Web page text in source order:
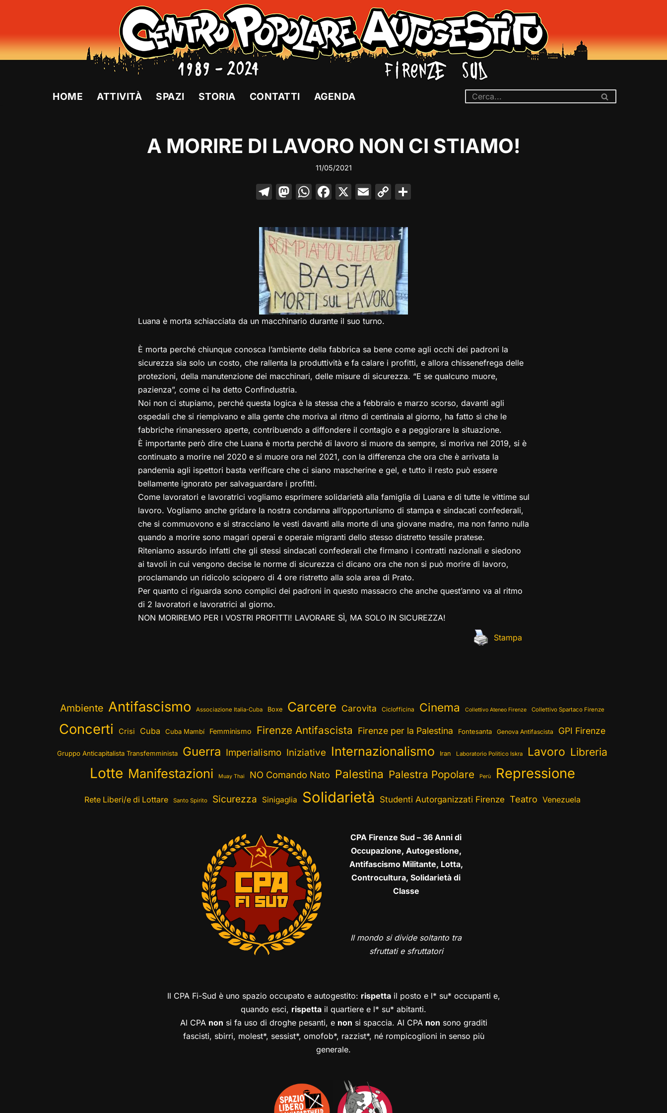
al
HOME ATTIVITÀ SPAZI STORIA CONTATTI AGENDA
A MORIRE DI LAVORO NON CI STIAMO!
11/05/2021
T
e
gr
a
m
M
st
o
d
o
n
W
at
s
A
p
p
F
c
e
b
o
o
k
X E
ai
l
C
p
y
Li
n
k
Luana è morta schiacciata da un macchinario durante il suo turno.
È morta perché chiunque conosca l’ambiente della fabbrica sa bene come agli occhi dei padroni la
sicurezza sia solo un costo, che rallenta la produttività e fa calare i profitti, e allora chissenefrega delle
protezioni, della manutenzione dei macchinari, delle misure di sicurezza. “E se qualcuno muore,
pazienza”, come ci ha detto Confindustria.
Noi non ci stupiamo, perché questa logica è la stessa che a febbraio e marzo scorso, davanti agli
ospedali che si riempivano e alla gente che moriva al ritmo di centinaia al giorno, ha fatto sì che le
fabbriche rimanessero aperte, contribuendo a diffondere il contagio e a peggiorare la situazione.
È importante però dire che Luana è morta perché di lavoro si muore da sempre, si moriva nel 2019, si è
continuato a morire nel 2020 e si muore ora nel 2021, con la differenza che ora che è arrivata la
pandemia agli ispettori basta verificare che ci siano mascherine e gel, e tutto il resto può essere
bellamente ignorato per salvaguardare i profitti.
Come lavoratori e lavoratrici vogliamo esprimere solidarietà alla famiglia di Luana e di tutte le vittime sul
lavoro. Vogliamo anche gridare la nostra condanna all’opportunismo di stampa e sindacati confederali,
che si commuovono e si stracciano le vesti davanti alla morte di una giovane madre, ma non fanno nulla
quando a morire sono magari operai e operaie migranti dello stesso distretto tessile pratese.
Riteniamo assurdo infatti che gli stessi sindacati confederali che firmano i contratti nazionali e siedono
ai tavoli in cui vengono decise le norme di sicurezza ci dicano ora che non si può morire di lavoro,
proclamando un ridicolo sciopero di 4 ore ristretto alla sola area di Prato.
Per quanto ci riguarda sono complici dei padroni in questo massacro che anche quest’anno va al ritmo
di 2 lavoratori e lavoratrici al giorno.
NON MORIREMO PER I VOSTRI PROFITTI! LAVORARE SÌ, MA SOLO IN SICUREZZA!
Stampa
Ambiente Antifascismo Associazione Italia-Cuba Boxe Carcere Carovita Ciclofficina Cinema Collettivo Ateneo Firenze Collettivo Spartaco Firenze
Concerti Crisi Cuba Cuba Mambí Femminismo Firenze Antifascista Firenze per la Palestina Fontesanta Genova Antifascista GPI Firenze
Gruppo Anticapitalista Transfemminista Guerra Imperialismo Iniziative Internazionalismo Iran Laboratorio Politico Iskra Lavoro Libreria
Lotte Manifestazioni Muay Thai NO Comando Nato Palestina Palestra Popolare Perù Repressione
Rete Liberi/e di Lottare Santo Spirito Sicurezza Sinigaglia Solidarietà Studenti Autorganizzati Firenze Teatro Venezuela
CPA Firenze Sud – 36 Anni di
Occupazione, Autogestione,
Antifascismo Militante, Lotta,
Controcultura, Solidarietà di
Classe
Il mondo si divide soltanto tra
sfruttati e sfruttatori
Il CPA Fi-Sud è uno spazio occupato e autogestito: rispettail posto e l* su* occupanti e,
quando esci, rispetta il quartiere e l* su* abitanti.
Al CPA non si fa uso di droghe pesanti, e non si spaccia. Al CPA non sono graditi
fascisti, sbirri, molest*, sessist*, omofob*, razzist*, né rompicoglioni in senso più
generale.